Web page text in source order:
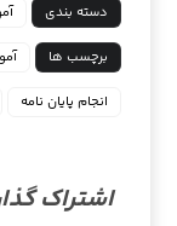
دسته بندی
برچسب ها
انجام پایان نامه